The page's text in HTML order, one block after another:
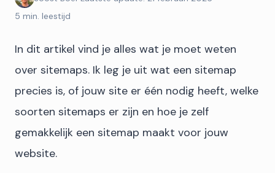
5 min. leestijd
In dit artikel vind je alles wat je moet weten
over sitemaps. Ik leg je uit wat een sitemap
precies is, of jouw site er één nodig heeft, welke
soorten sitemaps er zijn en hoe je zelf
gemakkelijk een sitemap maakt voor jouw
website.